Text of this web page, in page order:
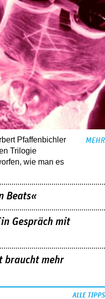
Pfaffenbichler
Trilogie
wie man es
MEHR
Beats«
Gespräch mit
braucht mehr
ALLE TIPPS